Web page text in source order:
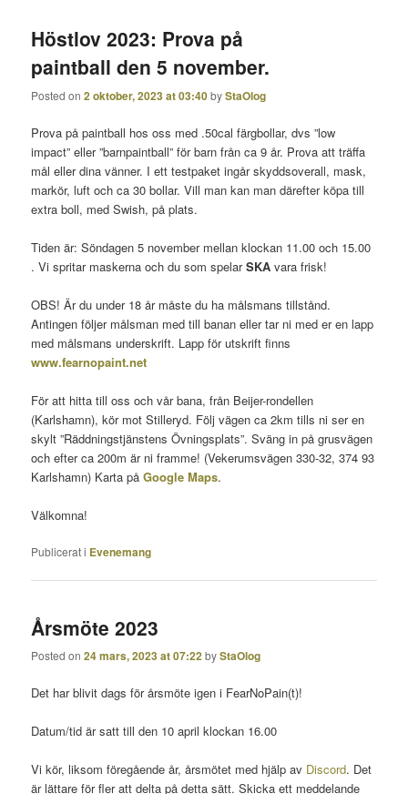
Höstlov 2023: Prova på
paintball den 5 november.
Posted on 2 oktober, 2023 at 03:40byStaOlog
Prova på paintball hos oss med .50cal färgbollar, dvs ”low
impact” eller ”barnpaintball” för barn från ca 9 år. Prova att träffa
mål eller dina vänner. I ett testpaket ingår skyddsoverall, mask,
markör, luft och ca 30 bollar. Vill man kan man därefter köpa till
extra boll, med Swish, på plats.
Tiden är: Söndagen 5 november mellan klockan 11.00 och 15.00
. Vi spritar maskerna och du som spelarSKA vara frisk!
OBS! Är du under 18 år måste du ha målsmans tillstånd.
Antingen följer målsman med till banan eller tar ni med er en lapp
med målsmans underskrift. Lapp för utskrift finns
www.fearnopaint.net
För att hitta till oss och vår bana, från Beijer-rondellen
(Karlshamn), kör mot Stilleryd. Följ vägen ca 2km tills ni ser en
skylt ”Räddningstjänstens Övningsplats”. Sväng in på grusvägen
och efter ca 200m är ni framme! (Vekerumsvägen 330-32, 374 93
Karlshamn) Karta påGoogle Maps.
Välkomna!
Publicerat i Evenemang
Årsmöte 2023
Posted on 24 mars, 2023 at 07:22byStaOlog
Det har blivit dags för årsmöte igen i FearNoPain(t)!
Datum/tid är satt till den 10 april klockan 16.00
Vi kör, liksom föregående år, årsmötet med hjälp av Discord. Det
är lättare för fler att delta på detta sätt. Skicka ett meddelande